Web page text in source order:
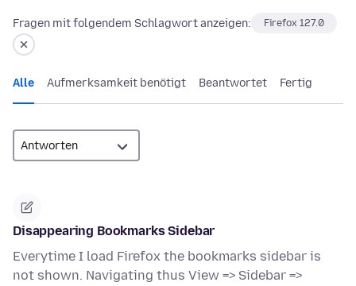
Fragen mit folgendem Schlagwort anzeigen: Firefox 127.0
Alle Aufmerksamkeit benötigt Beantwortet Fertig
Disappearing Bookmarks Sidebar
Everytime I load Firefox the bookmarks sidebar is
not shown. Navigating thus View => Sidebar =>